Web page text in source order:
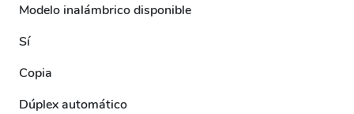
Modelo inalámbrico disponible
Sí
Copia
Dúplex automático